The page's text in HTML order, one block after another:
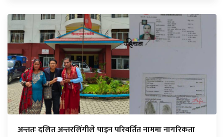
अन्ततः दलित अन्तरलिंगीले पाइन परिवर्तित नाममा नागरिकता